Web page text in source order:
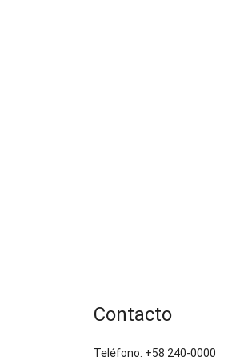
Contacto
Teléfono: +58 240-0000